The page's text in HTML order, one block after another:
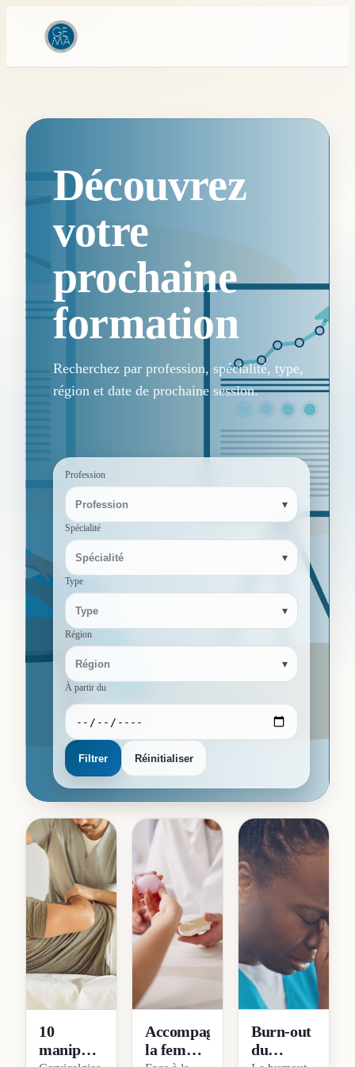
Découvrez
votre
prochaine
formation
Recherchez par profession, spécialité, type,
région et date de prochaine session.
Profession
Profession ▾
Spécialité
Spécialité ▾
Type
Type ▾
Région
Région ▾
À partir du
Filtrer Réinitialiser
10
manipulations
Accompagner
la femme
Burn-out
du